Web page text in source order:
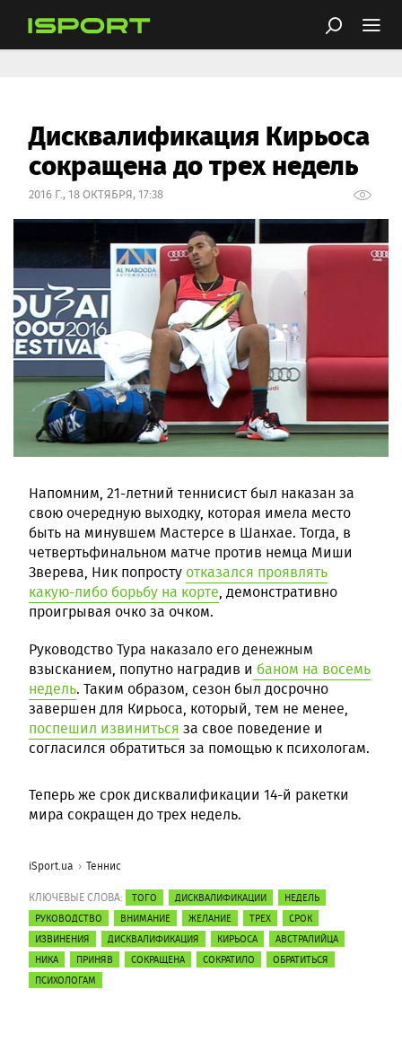
Дисквалификация Кирьоса
сокращена до трех недель
2016 Г., 18 ОКТЯБРЯ, 17:38
Напомним, 21-летний теннисист был наказан за
свою очередную выходку, которая имела место
быть на минувшем Мастерсе в Шанхае. Тогда, в
четвертьфинальном матче против немца Миши
Зверева, Ник попросту отказался проявлять
какую-либо борьбу на корте, демонстративно
проигрывая очко за очком.
Руководство Тура наказало его денежным
взысканием, попутно наградив и баном на восемь
недель. Таким образом, сезон был досрочно
завершен для Кирьоса, который, тем не менее,
поспешил извиниться за свое поведение и
согласился обратиться за помощью к психологам.
Теперь же срок дисквалификации 14-й ракетки
мира сокращен до трех недель.
iSport.ua Теннис
КЛЮЧЕВЫЕ СЛОВА: ТОГО ДИСКВАЛИФИКАЦИИ
НЕДЕЛЬ
РУКОВОДСТВО
ВНИМАНИЕ ЖЕЛАНИЕ ТРЕХ
СРОК
ИЗВИНЕНИЯ
ДИСКВАЛИФИКАЦИЯ КИРЬОСА
АВСТРАЛИЙЦА
НИКА
ПРИНЯВ СОКРАЩЕНА СОКРАТИЛО
ОБРАТИТЬСЯ
ПСИХОЛОГАМ